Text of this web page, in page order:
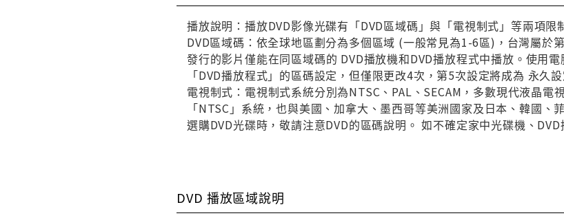
播放說明：播放DVD影像光碟有「DVD區域碼」與「電視制式」等兩項限
DVD區域碼：依全球地區劃分為多個區域 (一般常見為1-6區)，台灣屬
發行的影片僅能在同區域碼的 DVD播放機和DVD播放程式中播放。使用
「DVD播放程式」的區碼設定，但僅限更改4次，第5次設定將成為 永久
電視制式：電視制式系統分別為NTSC、PAL、SECAM，多數現代液晶
「NTSC」系統，也與美國、加拿大、墨西哥等美洲國家及日本、韓國、
選購DVD光碟時，敬請注意DVD的區碼說明。 如不確定家中光碟機、
DVD 播放區域說明